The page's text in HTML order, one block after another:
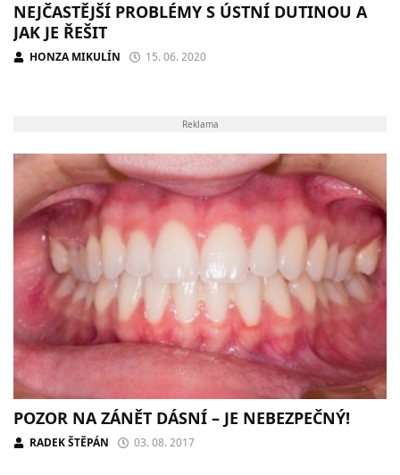
NEJČASTĚJŠÍ PROBLÉMY S ÚSTNÍ DUTINOU A
JAK JE ŘEŠIT
HONZA MIKULÍN 15. 06. 2020
Reklama
POZOR NA ZÁNĚT DÁSNÍ – JE NEBEZPEČNÝ!
RADEK ŠTĚPÁN 03. 08. 2017